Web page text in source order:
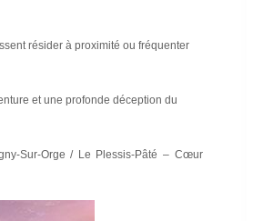
résider à proximité ou fréquenter
et une profonde déception du
Sur-Orge / Le Plessis-Pâté – Cœur